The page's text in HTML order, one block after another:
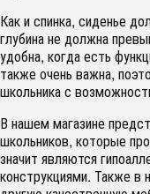
Как и спинка, сиденье
глубина не должна
удобна, когда есть
также очень важна,
школьника с
В нашем магазине
школьников, которые
значит являются
конструкциями. Также в